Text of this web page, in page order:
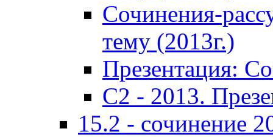
Сочинения-
тему (2013г.)
Презентация:
C2 - 2013.
15.2 - сочинение